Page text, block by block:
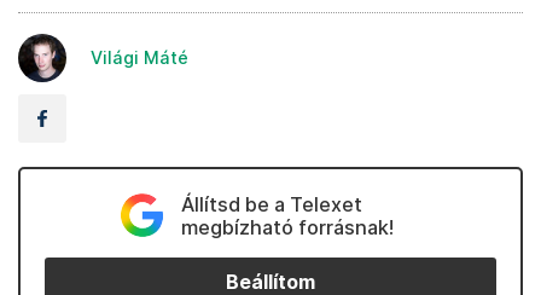
Világi Máté
Állítsd be a Telexet
megbízható forrásnak!
Beállítom